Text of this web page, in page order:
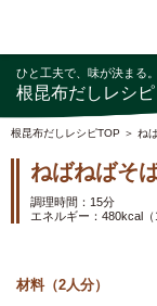
根昆布だしレシピTOP ＞ ね
ねばねばそ
調理時間：15分
エネルギー：480kcal（
材料（2人分）